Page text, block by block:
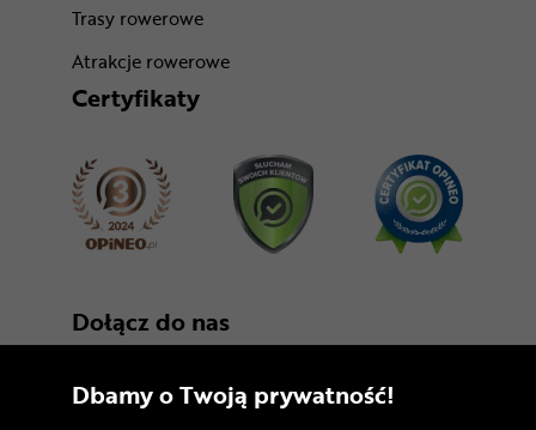
Trasy rowerowe
Atrakcje rowerowe
Certyfikaty
Dołącz do nas
Dbamy o Twoją prywatność!